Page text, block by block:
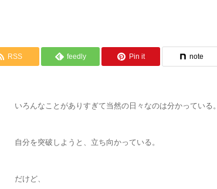
RSS feedly Pin it note
いろんなことがありすぎて当然の日々なのは分かっている。
自分を突破しようと、立ち向かっている。
だけど、